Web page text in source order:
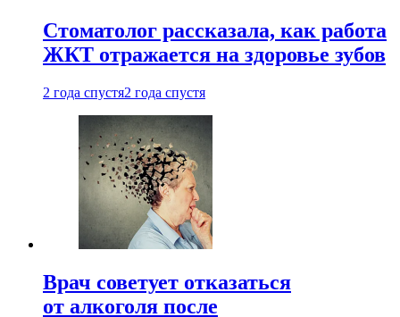
Стоматолог рассказала, как работа
ЖКТ отражается на здоровье зубов
2 года спустя2 года спустя
Врач советует отказаться
от алкоголя после